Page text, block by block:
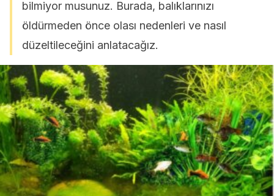
bilmiyor musunuz. Burada, balıklarınızı
öldürmeden önce olası nedenleri ve nasıl
düzeltileceğini anlatacağız.